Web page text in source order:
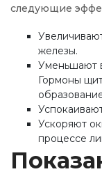
следующие
железы.
Уменьшают
Гормоны
Ускоряют
процессе